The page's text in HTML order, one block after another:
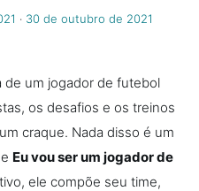
‧ 30 de outubro de 2021
de um jogador de futebol
os desafios e os treinos
craque. Nada disso é um
Eu vou ser um jogador de
ele compõe seu time,